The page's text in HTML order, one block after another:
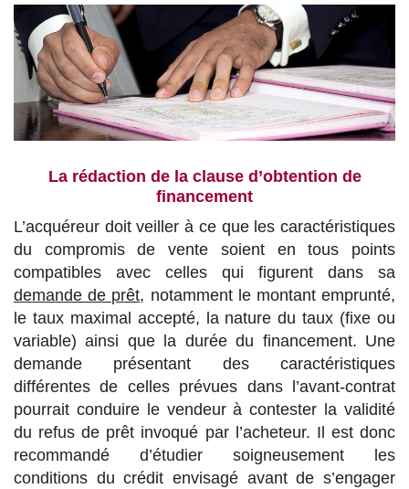
La rédaction de la clause d’obtention de
financement
L’acquéreur doit veiller à ce que les caractéristiques
du compromis de vente soient en tous points
compatibles avec celles qui figurent dans sa
demande de prêt, notamment le montant emprunté,
le taux maximal accepté, la nature du taux (fixe ou
variable) ainsi que la durée du financement. Une
demande présentant des caractéristiques
différentes de celles prévues dans l’avant-contrat
pourrait conduire le vendeur à contester la validité
du refus de prêt invoqué par l’acheteur. Il est donc
recommandé d’étudier soigneusement les
conditions du crédit envisagé avant de s’engager